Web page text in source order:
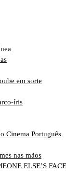
em sorte
íris
Cinema Português
nas mãos
ELSE’S FACE